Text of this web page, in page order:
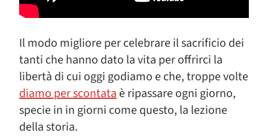
Il modo migliore per celebrare il sacrificio dei
tanti che hanno dato la vita per offrirci la
libertà di cui oggi godiamo e che, troppe volte
diamo per scontataè ripassare ogni giorno,
specie in in giorni come questo, la lezione
della storia.